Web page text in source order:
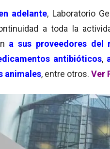
adelante, Laboratorio
a toda la
a sus proveedores del
antibióticos,
animales, entre otros. Ver